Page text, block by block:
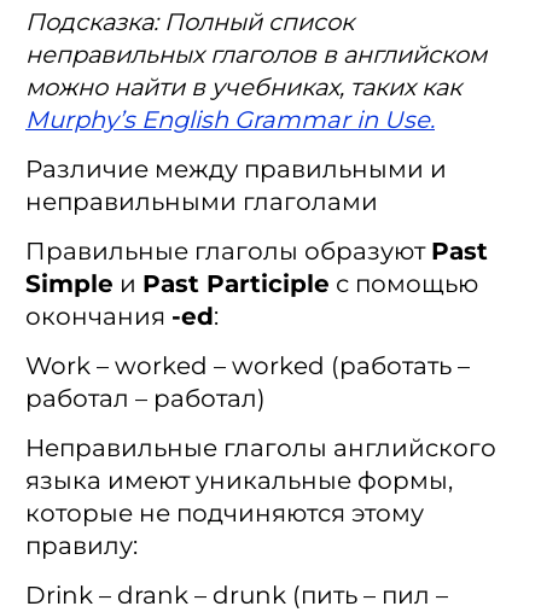
Подсказка: Полный список
неправильных глаголов в английском
можно найти в учебниках, таких как
Murphy’s English Grammar in Use.
Различие между правильными и
неправильными глаголами
Правильные глаголы образуют Past
Simple и Past Participle с помощью
окончания -ed:
Work – worked – worked (работать –
работал – работал)
Неправильные глаголы английского
языка имеют уникальные формы,
которые не подчиняются этому
правилу:
Drink – drank – drunk (пить – пил –